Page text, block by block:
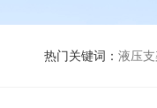
热门关键词： 液压